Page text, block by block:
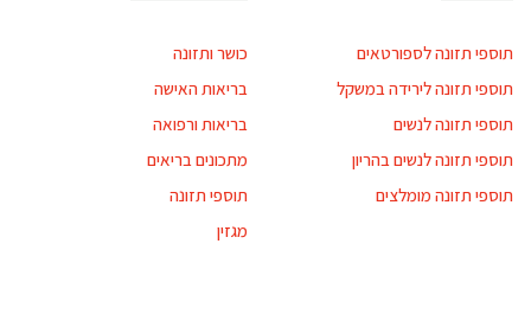
תוספי תזונה לספורטאים
תוספי תזונה לירידה במשקל
תוספי תזונה לנשים
תוספי תזונה לנשים בהריון
תוספי תזונה מומלצים
כושר ותזונה
בריאות האישה
בריאות ורפואה
מתכונים בריאים
תוספי תזונה
מגזין